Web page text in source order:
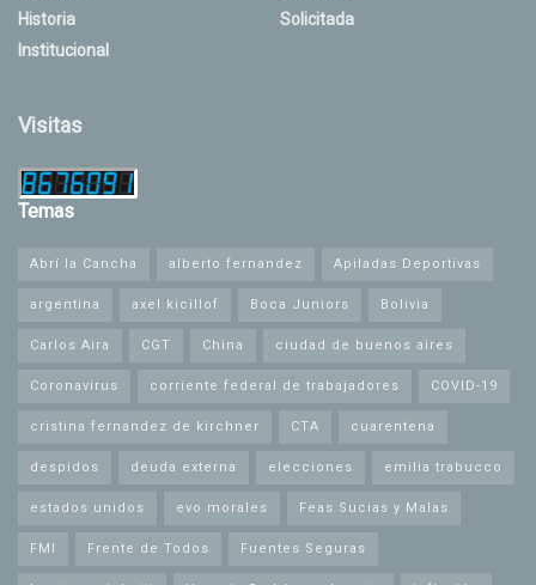
Historia
Institucional
Solicitada
Visitas
Temas
Abrí la Cancha alberto fernandez Apiladas Deportivas
argentina axel kicillof Boca Juniors Bolivia
Carlos Aira CGT China ciudad de buenos aires
Coronavirus corriente federal de trabajadores COVID-19
cristina fernandez de kirchner CTA cuarentena
despidos deuda externa elecciones emilia trabucco
estados unidos evo morales Feas Sucias y Malas
FMI Frente de Todos Fuentes Seguras